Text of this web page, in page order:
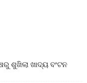
ଶୁଖିଲା ଖାଦ୍ୟ ବଂଟନ